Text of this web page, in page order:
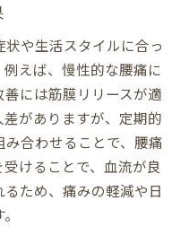
や生活スタイルに合っ
えば、慢性的な腰痛に
には筋膜リリースが適
がありますが、定期的
合わせることで、腰痛
けることで、血流が良
ため、痛みの軽減や日